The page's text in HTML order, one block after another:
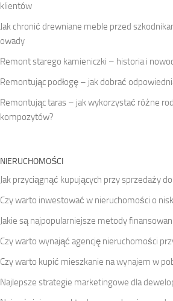
klientów
Jak chronić drewniane meble przed
owady
Remont starego kamieniczki – historia i
Remontując podłogę – jak dobrać
Remontując taras – jak wykorzystać różne
kompozytów?
NIERUCHOMOŚCI
Jak przyciągnąć kupujących przy sprzedaży
Czy warto inwestować w nieruchomości o
Jakie są najpopularniejsze metody
Czy warto wynająć agencję nieruchomości
Czy warto kupić mieszkanie na wynajem w
Najlepsze strategie marketingowe dla